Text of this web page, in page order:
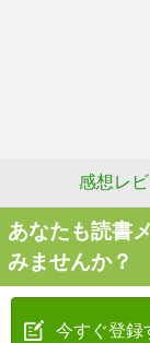
感想レ
あなたも読書
みませんか？
今すぐ登録